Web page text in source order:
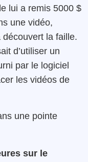
lui a remis 5000 $
une vidéo,
la faille.
d’utiliser un
par le logiciel
les vidéos de
une pointe
sur le